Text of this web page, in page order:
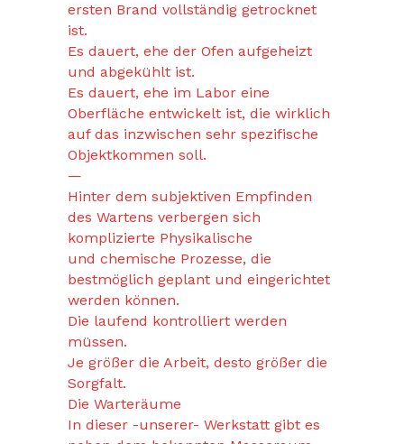
ersten Brand vollständig getrocknet
ist.
Es dauert, ehe der Ofen aufgeheizt
und abgekühlt ist.
Es dauert, ehe im Labor eine
Oberfläche entwickelt ist, die wirklich
auf das inzwischen sehr spezifische
Objektkommen soll.
—
Hinter dem subjektiven Empfinden
des Wartens verbergen sich
komplizierte Physikalische
und chemische Prozesse, die
bestmöglich geplant und eingerichtet
werden können.
Die laufend kontrolliert werden
müssen.
Je größer die Arbeit, desto größer die
Sorgfalt.
Die Warteräume
In dieser -unserer- Werkstatt gibt es